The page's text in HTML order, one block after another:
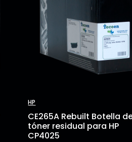
HP
CE265A Rebuilt Botella
tóner residual para HP
CP4025